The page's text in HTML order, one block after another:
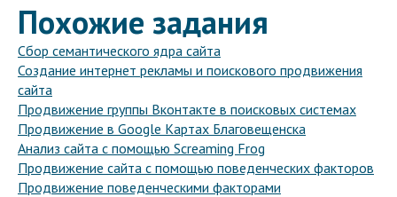
Похожие задания
Сбор семантического ядра сайта
Создание интернет рекламы и поискового продвижения
сайта
Продвижение группы Вконтакте в поисковых системах
Продвижение в Google Картах Благовещенска
Анализ сайта с помощью Screaming Frog
Продвижение сайта с помощью поведенческих факторов
Продвижение поведенческими факторами